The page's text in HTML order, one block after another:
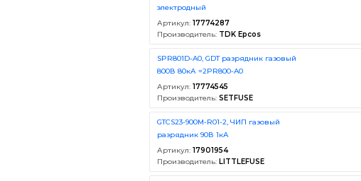
электродный
Артикул: 17774287
Производитель: TDK Epcos
SPR801D-A0, GDT разрядник газовый
800В 80кА =2PR800-A0
Артикул: 17774545
Производитель: SETFUSE
GTCS23-900M-R01-2, ЧИП газовый
разрядник 90В 1кА
Артикул: 17901954
Производитель: LITTLEFUSE